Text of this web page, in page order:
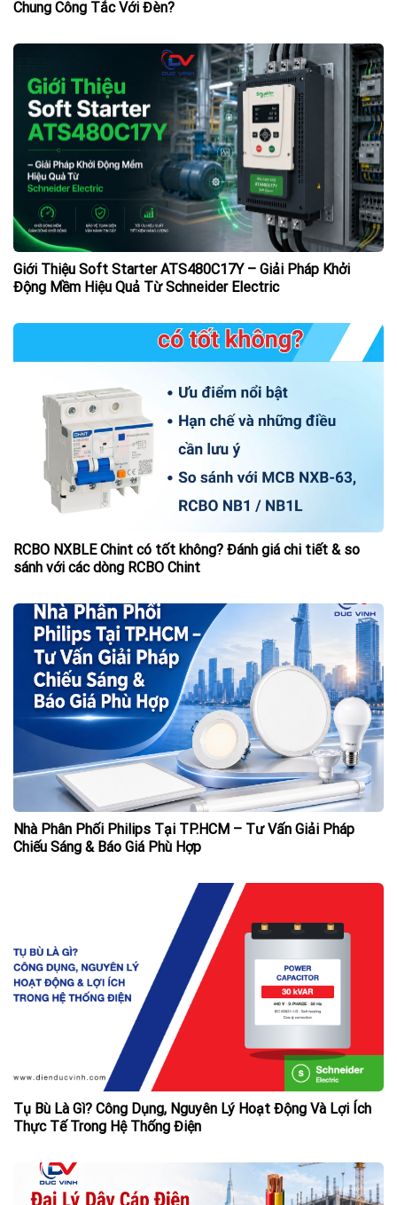
Chung Công Tắc Với Đèn?
Giới Thiệu Soft Starter ATS480C17Y – Giải Pháp Khởi
Động Mềm Hiệu Quả Từ Schneider Electric
RCBO NXBLE Chint có tốt không? Đánh giá chi tiết & so
sánh với các dòng RCBO Chint
Nhà Phân Phối Philips Tại TP.HCM – Tư Vấn Giải Pháp
Chiếu Sáng & Báo Giá Phù Hợp
Tụ Bù Là Gì? Công Dụng, Nguyên Lý Hoạt Động Và Lợi Ích
Thực Tế Trong Hệ Thống Điện